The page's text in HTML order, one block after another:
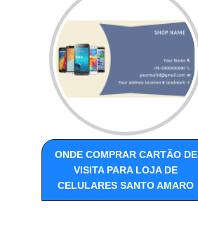
ONDE COMPRAR CARTÃO DE
VISITA PARA LOJA DE
CELULARES SANTO AMARO